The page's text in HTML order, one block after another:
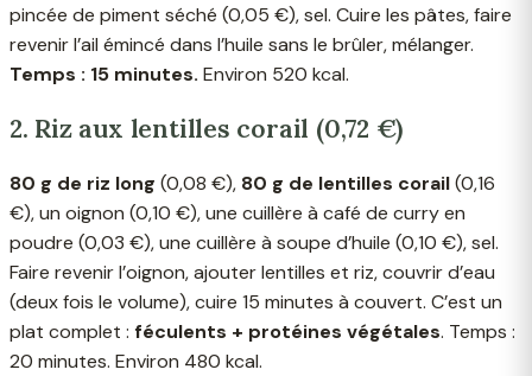
pincée de piment séché (0,05 €), sel. Cuire les pâtes, faire
revenir l’ail émincé dans l’huile sans le brûler, mélanger.
Temps : 15 minutes. Environ 520 kcal.
2. Riz aux lentilles corail (0,72 €)
80 g de riz long (0,08 €), 80 g de lentilles corail(0,16
€), un oignon (0,10 €), une cuillère à café de curry en
poudre (0,03 €), une cuillère à soupe d’huile (0,10 €), sel.
Faire revenir l’oignon, ajouter lentilles et riz, couvrir d’eau
(deux fois le volume), cuire 15 minutes à couvert. C’est un
plat complet : féculents + protéines végétales. Temps :
20 minutes. Environ 480 kcal.